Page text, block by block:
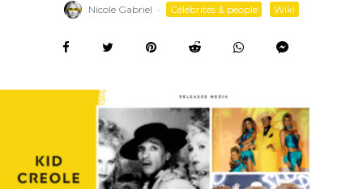
Nicole Gabriel · Célébrités & people Wiki